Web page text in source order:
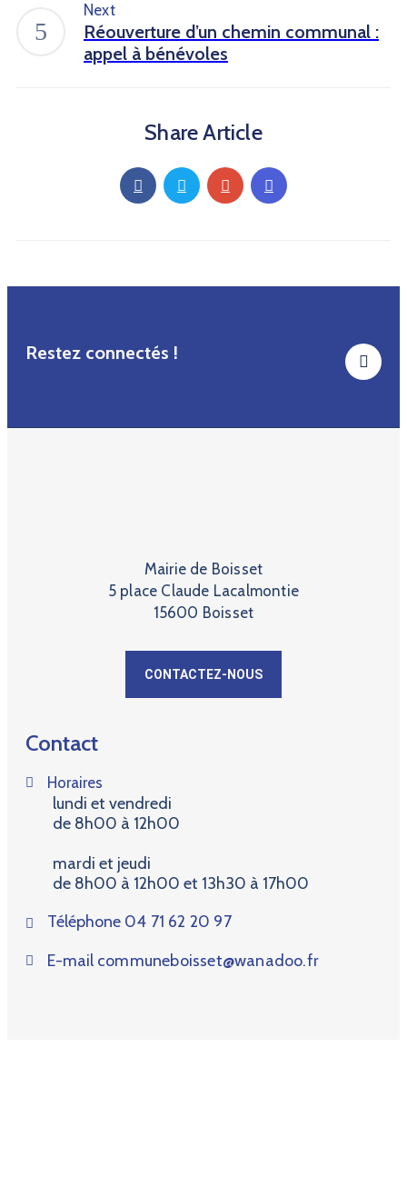
Next
Réouverture d’un chemin communal :
appel à bénévoles
Share Article
Restez connectés !
Mairie de Boisset
5 place Claude Lacalmontie
15600 Boisset
CONTACTEZ-NOUS
Contact
Horaires
lundi et vendredi
de 8h00 à 12h00
mardi et jeudi
de 8h00 à 12h00 et 13h30 à 17h00
Téléphone 04 71 62 20 97
E-mail communeboisset@wanadoo.fr